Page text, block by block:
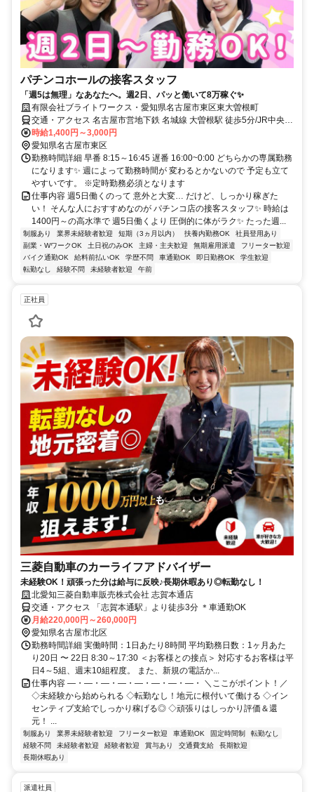
パチンコホールの接客スタッフ
「週5は無理」なあなたへ。週2日、パッと働いて8万稼ぐ✨
有限会社ブライトワークス・愛知県名古屋市東区東大曽根町
交通・アクセス 名古屋市営地下鉄 名城線 大曽根駅 徒歩5分/JR中央本
線 大曽根駅 徒歩5分
時給1,400円～3,000円
愛知県名古屋市東区
勤務時間詳細 早番 8:15～16:45 遅番 16:00~0:00 どちらかの専属勤務
になります✨ 週によって勤務時間が 変わるとかないので 予定も立て
やすいです。 ※定時勤務必須となります
仕事内容 週5日働くのって 意外と大変… だけど、しっかり稼ぎた
い！ そんな人におすすめなのが パチンコ店の接客スタッフ✨ 時給は
1400円～の高水準で 週5日働くより 圧倒的に体がラク✨ たった週...
制服あり 業界未経験者歓迎 短期（3ヵ月以内） 扶養内勤務OK
社員登用あり
副業・WワークOK
土日祝のみOK 主婦・主夫歓迎 無期雇用派遣
フリーター歓迎
バイク通勤OK
給料前払いOK 学歴不問 車通勤OK 即日勤務OK
学生歓迎
転勤なし
経験不問 未経験者歓迎 午前
正社員
三菱自動車のカーライフアドバイザー
未経験OK！頑張った分は給与に反映♪長期休暇あり◎転勤なし！
北愛知三菱自動車販売株式会社 志賀本通店
交通・アクセス 「志賀本通駅」より徒歩3分 ＊車通勤OK
月給220,000円～260,000円
愛知県名古屋市北区
勤務時間詳細 実働時間：1日あたり8時間 平均勤務日数：1ヶ月あた
り20日 〜 22日 8:30～17:30 ＜お客様との接点＞ 対応するお客様は平
日4～5組、週末10組程度。 また、新規の電話か...
仕事内容 ―・―・―・―・―・―・―・―・ ＼ここがポイント！／
◇未経験から始められる ◇転勤なし！地元に根付いて働ける ◇イン
センティブ支給でしっかり稼げる◎ ◇頑張りはしっかり評価＆還
元！ ...
制服あり 業界未経験者歓迎 フリーター歓迎 車通勤OK 固定時間制
転勤なし
経験不問
未経験者歓迎 経験者歓迎 賞与あり 交通費支給
長期歓迎
長期休暇あり
派遣社員